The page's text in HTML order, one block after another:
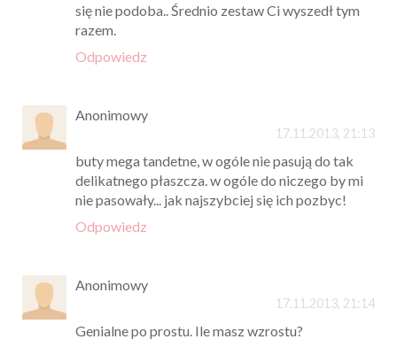
się nie podoba.. Średnio zestaw Ci wyszedł tym
razem.
Odpowiedz
Anonimowy
17.11.2013, 21:13
buty mega tandetne, w ogóle nie pasują do tak
delikatnego płaszcza. w ogóle do niczego by mi
nie pasowały... jak najszybciej się ich pozbyc!
Odpowiedz
Anonimowy
17.11.2013, 21:14
Genialne po prostu. Ile masz wzrostu?